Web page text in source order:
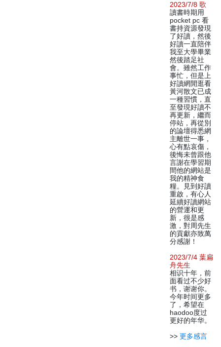
2023/7/8 歌
讀書時期用
pocket pc 看
書持資源發現
了好讀，然後
好讀一直陪伴
我至大學畢業
然後踏足社
會。雖然工作
事忙，但是上
好讀網閒逛看
黃河散文已成
一種習慣，直
至發現好讀不
再更新，繼而
停站，再從別
的論壇得悉網
主離世一事，
心有點哀傷，
後悔未曾跟他
言謝在學習期
間他的網站是
我的精神食
糧。見到好讀
重啟，有心人
延續好讀網站
的營運和更
新，很是感
激，對周先生
的貢獻亦致萬
分感謝！
2023/7/4 葉扁
舟先生
相识十年，前
面看过不少好
书，谢谢你。
今年时间更多
了，希望在
haodoo度过
更好的年华。
>> 更多感言